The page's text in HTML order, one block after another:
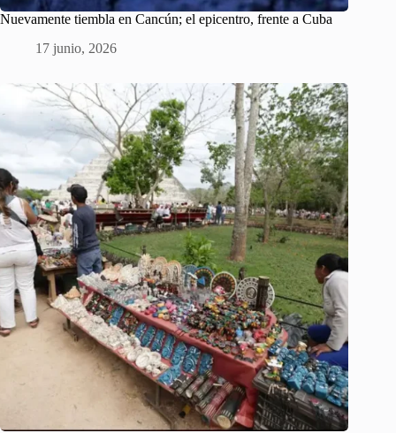
Nuevamente tiembla en Cancún; el epicentro, frente a Cuba
17 junio, 2026